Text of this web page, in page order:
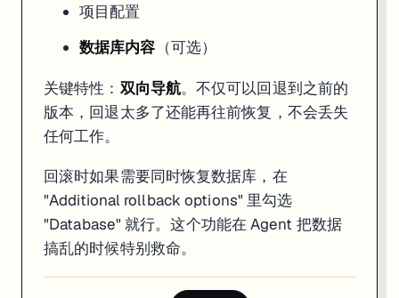
项目配置
数据库内容 （可选）
关键特性： 双向导航。不仅可以回退到之前的
版本，回退太多了还能再往前恢复，不会丢失
任何工作。
回滚时如果需要同时恢复数据库，在
"Additional rollback options" 里勾选
"Database" 就行。这个功能在 Agent 把数据
搞乱的时候特别救命。